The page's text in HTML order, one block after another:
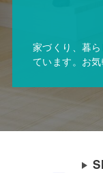
家づくり、暮
ています。お気